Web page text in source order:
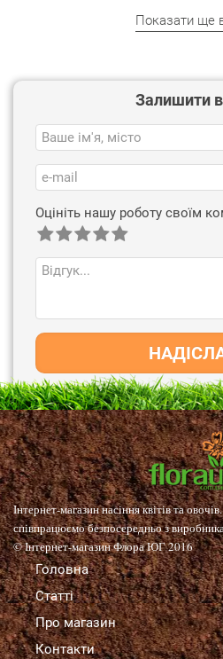
Показати ще
Залишити
Оцініть нашу роботу своїм
Інтернет-магазин насіння квітів та
співпрацюємо безпосередньо з
© Інтернет-магазин Флора ЮГ 2016
Головна
Статті
Про магазин
Контакти